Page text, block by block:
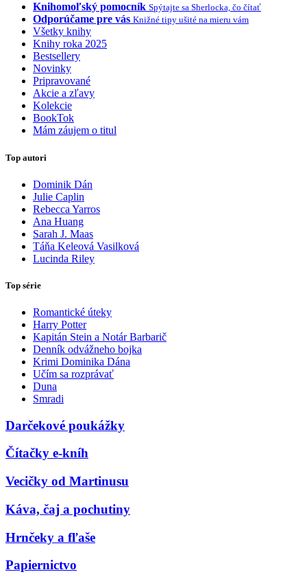
Knihomoľský pomocník Spýtajte sa Sherlocka, čo čítať
Odporúčame pre vás Knižné tipy ušité na mieru vám
Všetky knihy
Knihy roka 2025
Bestsellery
Novinky
Pripravované
Akcie a zľavy
Kolekcie
BookTok
Mám záujem o titul
Top autori
Dominik Dán
Julie Caplin
Rebecca Yarros
Ana Huang
Sarah J. Maas
Táňa Keleová Vasilková
Lucinda Riley
Top série
Romantické úteky
Harry Potter
Kapitán Stein a Notár Barbarič
Denník odvážneho bojka
Krimi Dominika Dána
Učím sa rozprávať
Duna
Smradi
Darčekové poukážky
Čítačky e-kníh
Vecičky od Martinusu
Káva, čaj a pochutiny
Hrnčeky a fľaše
Papiernictvo